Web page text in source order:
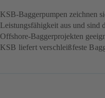
KSB-Baggerpumpen zeichnen
Leistungsfähigkeit aus und sind
Offshore-Baggerprojekten
KSB liefert verschleißfeste